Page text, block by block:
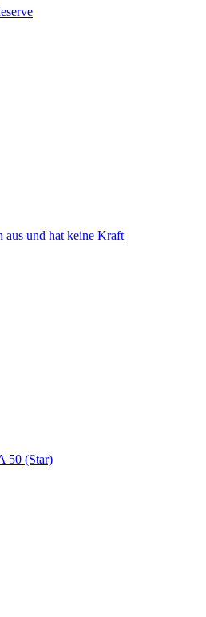
aus und hat keine Kraft
50 (Star)